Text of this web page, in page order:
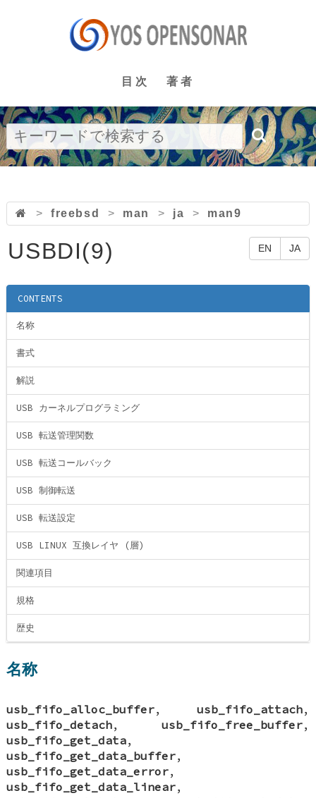
目次 著者
> freebsd > man > ja > man9
EN JA
USBDI(9)
CONTENTS
名称
書式
解説
USB カーネルプログラミング
USB 転送管理関数
USB 転送コールバック
USB 制御転送
USB 転送設定
USB LINUX 互換レイヤ (層)
関連項目
規格
歴史
名称
usb_fifo_alloc_buffer, usb_fifo_attach,
usb_fifo_detach, usb_fifo_free_buffer,
usb_fifo_get_data,
usb_fifo_get_data_buffer,
usb_fifo_get_data_error,
usb_fifo_get_data_linear,